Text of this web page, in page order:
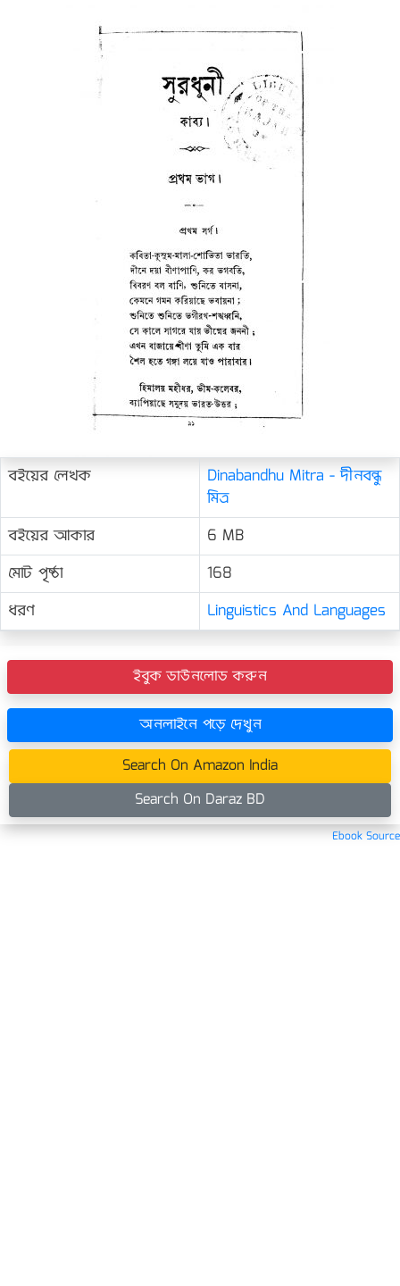
বইয়ের লেখক
Dinabandhu Mitra - দীনবন্ধু
মিত্র
বইয়ের আকার
6 MB
মোট পৃষ্ঠা
168
ধরণ
Linguistics And Languages
ইবুক ডাউনলোড করুন
অনলাইনে পড়ে দেখুন
Search On Amazon India
Search On Daraz BD
Ebook Source